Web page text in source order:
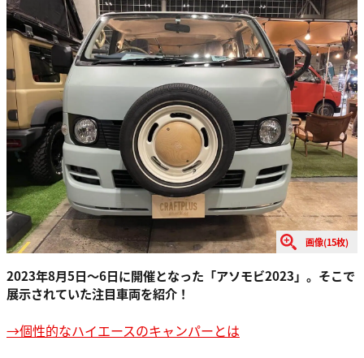
画像(15枚)
2023年8月5日〜6日に開催となった「アソモビ2023」。そこで
展示されていた注目車両を紹介！
→個性的なハイエースのキャンパーとは